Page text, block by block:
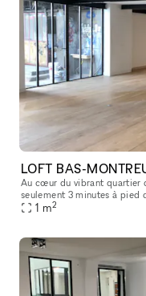
Au cœur du vibrant quartier
seulement 3 minutes à pied
découvrez ce Loft unique
1 m2